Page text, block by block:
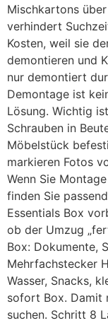
Mischkartons
verhindert
Kosten, weil sie
demontieren und
nur demontiert
Demontage ist
Lösung. Wichtig
Schrauben in
Möbelstück
markieren Fotos
Wenn Sie
finden Sie
Essentials Box
ob der Umzug
Box: Dokumente,
Mehrfachstecker
Wasser, Snacks,
sofort Box. Damit
suchen. Schritt 8